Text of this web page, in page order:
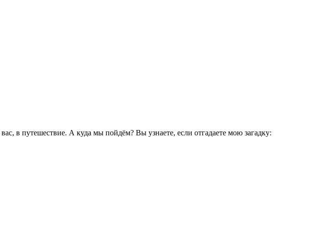
в путешествие. А куда мы пойдём? Вы узнаете, если отгадаете мою загадку: